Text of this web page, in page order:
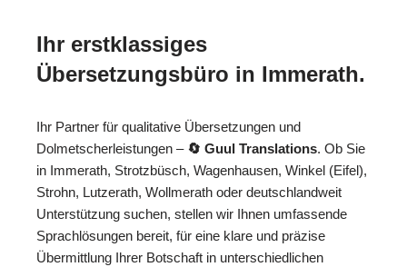
Ihr erstklassiges
Übersetzungsbüro in Immerath.
Ihr Partner für qualitative Übersetzungen und
Dolmetscherleistungen – 🔄 Guul Translations. Ob Sie
in Immerath, Strotzbüsch, Wagenhausen, Winkel (Eifel),
Strohn, Lutzerath, Wollmerath oder deutschlandweit
Unterstützung suchen, stellen wir Ihnen umfassende
Sprachlösungen bereit, für eine klare und präzise
Übermittlung Ihrer Botschaft in unterschiedlichen